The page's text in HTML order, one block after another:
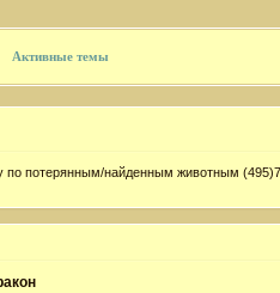
Активные темы
по потерянным/найденным животным